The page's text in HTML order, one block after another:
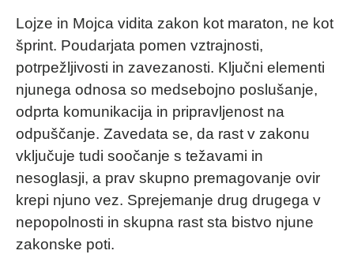
Lojze in Mojca vidita zakon kot maraton, ne kot
šprint. Poudarjata pomen vztrajnosti,
potrpežljivosti in zavezanosti. Ključni elementi
njunega odnosa so medsebojno poslušanje,
odprta komunikacija in pripravljenost na
odpuščanje. Zavedata se, da rast v zakonu
vključuje tudi soočanje s težavami in
nesoglasji, a prav skupno premagovanje ovir
krepi njuno vez. Sprejemanje drug drugega v
nepopolnosti in skupna rast sta bistvo njune
zakonske poti.